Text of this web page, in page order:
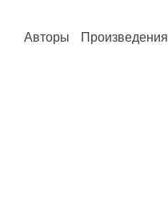
Авторы Произведения